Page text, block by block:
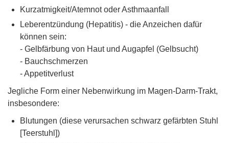
Kurzatmigkeit/Atemnot oder Asthmaanfall
Leberentzündung (Hepatitis) - die Anzeichen dafür
können sein:
- Gelbfärbung von Haut und Augapfel (Gelbsucht)
- Bauchschmerzen
- Appetitverlust
Jegliche Form einer Nebenwirkung im Magen-Darm-Trakt,
insbesondere:
Blutungen (diese verursachen schwarz gefärbten Stuhl
[Teerstuhl])